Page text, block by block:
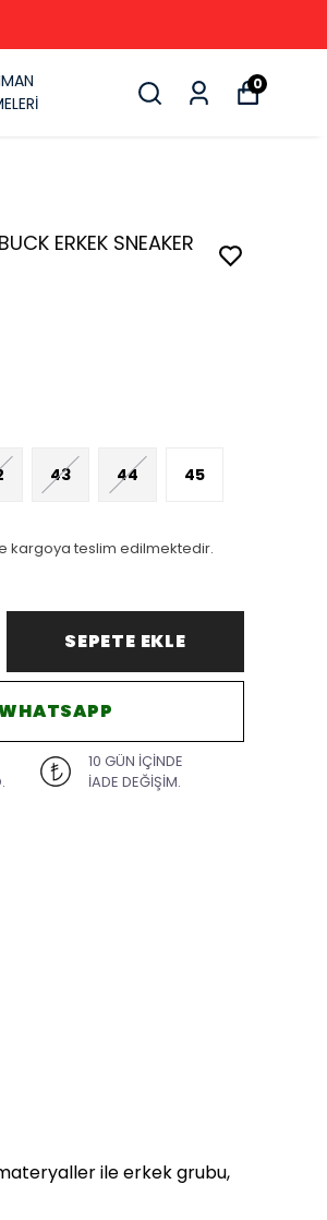
0
ERKEK SNEAKER
43 44 45
kargoya teslim edilmektedir.
SEPETE EKLE
10 GÜN İÇİNDE
İADE DEĞİŞİM.
ile erkek grubu,